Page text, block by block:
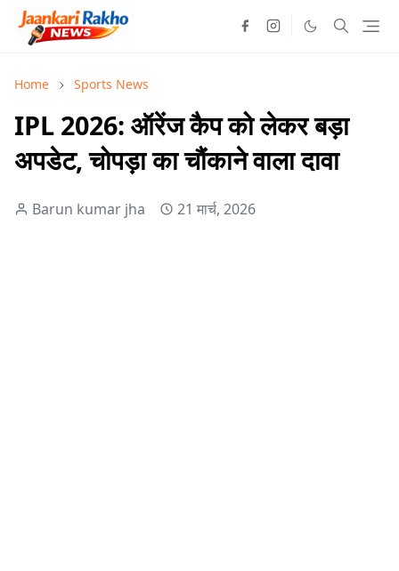
Home Sports News
IPL 2026: ऑरेंज कैप को लेकर बड़ा
अपडेट, चोपड़ा का चौंकाने वाला दावा
Barun kumar jha 21 मार्च, 2026